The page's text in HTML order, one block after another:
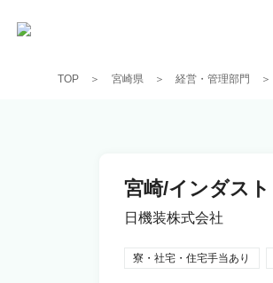
TOP 宮崎県 経営・管理部門
日機装株式会社
宮崎/インダス
寮・社宅・住宅手当あり